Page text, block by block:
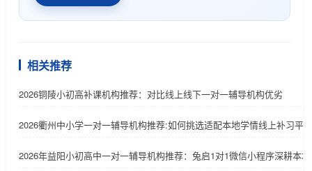
相关推荐
2026铜陵小初高补课机构推荐：对比线上线下一对一辅导机构优劣
2026衢州中小学一对一辅导机构推荐:如何挑选适配本地学情线上补习平台
2026年益阳小初高中一对一辅导机构推荐：兔启1对1微信小程序深耕本